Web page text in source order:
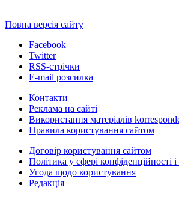
Повна версія сайту
Facebook
Twitter
RSS-стрічки
E-mail розсилка
Контакти
Реклама на сайті
Використання матеріалів
Правила користування сайтом
Договір користування сайтом
Політика у сфері конфіденційності
Угода щодо користування
Редакція